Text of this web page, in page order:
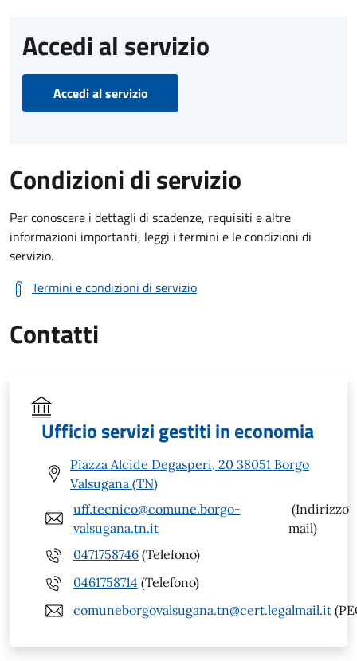
Accedi al servizio
Accedi al servizio
Condizioni di servizio
Per conoscere i dettagli di scadenze, requisiti e altre
informazioni importanti, leggi i termini e le condizioni di
servizio.
Termini e condizioni di servizio
Contatti
Ufficio servizi gestiti in economia
Piazza Alcide Degasperi, 20 38051 Borgo
Valsugana (TN)
uff.tecnico@comune.borgo-
valsugana.tn.it
(Indirizzo
mail)
0471758746 (Telefono)
0461758714 (Telefono)
comuneborgovalsugana.tn@cert.legalmail.it